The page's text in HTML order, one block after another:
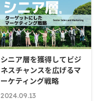
シニア層を獲得してビジ
ネスチャンスを広げるマ
ーケティング戦略
2024.09.13